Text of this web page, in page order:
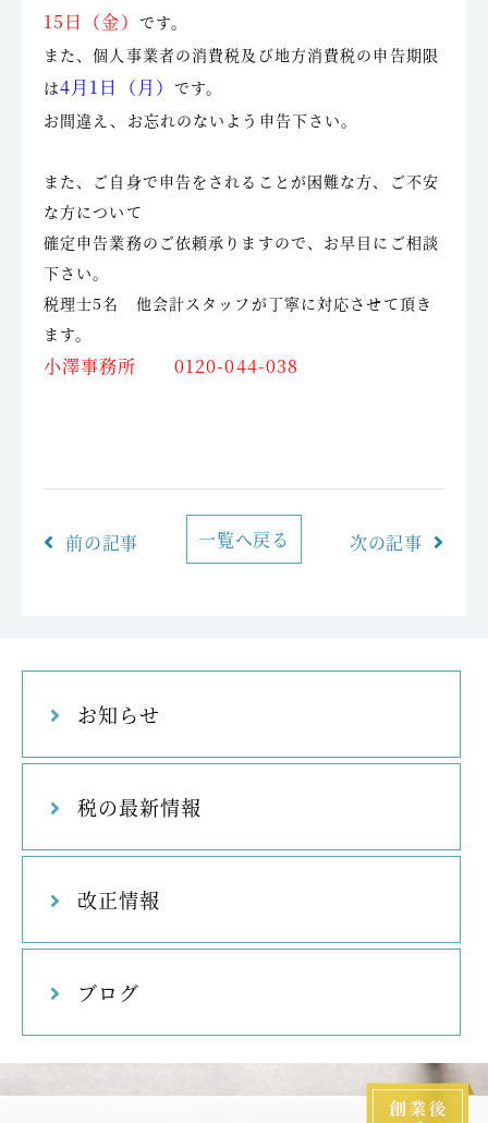
お知らせ
税の最新情報
改正情報
ブログ
15日（金） です。
また、個人事業者の消費税及び地方消費税の申告期限
は4月1日（月） です。
お間違え、お忘れのないよう申告下さい。
また、ご自身で申告をされることが困難な方、ご不安
な方について
確定申告業務のご依頼承りますので、お早目にご相談
下さい。
税理士5名 他会計スタッフが丁寧に対応させて頂き
ます。
小澤事務所 0120-044-038
前の記事 一覧へ戻る 次の記事